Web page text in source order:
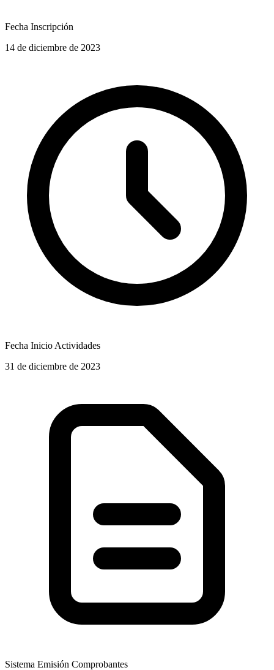
Fecha Inscripción
14 de diciembre de 2023
Fecha Inicio Actividades
31 de diciembre de 2023
Sistema Emisión Comprobantes